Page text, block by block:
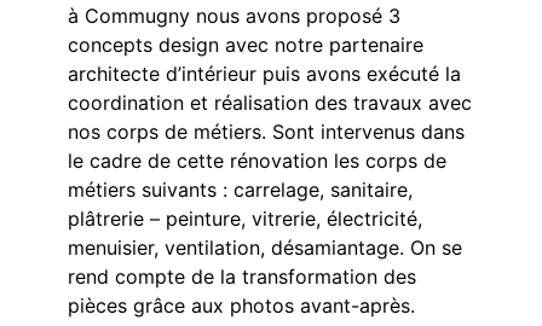
à Commugny nous avons proposé 3
concepts design avec notre partenaire
architecte d’intérieur puis avons exécuté la
coordination et réalisation des travaux avec
nos corps de métiers. Sont intervenus dans
le cadre de cette rénovation les corps de
métiers suivants : carrelage, sanitaire,
plâtrerie – peinture, vitrerie, électricité,
menuisier, ventilation, désamiantage. On se
rend compte de la transformation des
pièces grâce aux photos avant-après.